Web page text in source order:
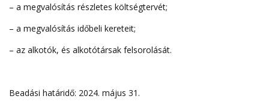
– a megvalósítás részletes költségtervét;
– a megvalósítás időbeli kereteit;
– az alkotók, és alkotótársak felsorolását.
Beadási határidő: 2024. május 31.